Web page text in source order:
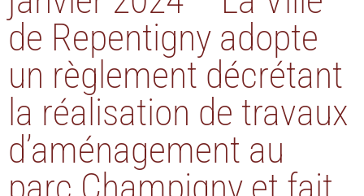
de Repentigny adopte
un règlement décrétant
la réalisation de travaux
d’aménagement au
parc Champigny et fait